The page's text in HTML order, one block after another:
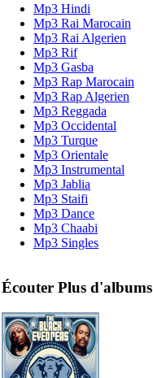
Mp3 Hindi
Mp3 Rai Marocain
Mp3 Rai Algerien
Mp3 Rif
Mp3 Gasba
Mp3 Rap Marocain
Mp3 Rap Algerien
Mp3 Reggada
Mp3 Occidental
Mp3 Turque
Mp3 Orientale
Mp3 Instrumental
Mp3 Jablia
Mp3 Staifi
Mp3 Dance
Mp3 Chaabi
Mp3 Singles
Écouter Plus d'albums